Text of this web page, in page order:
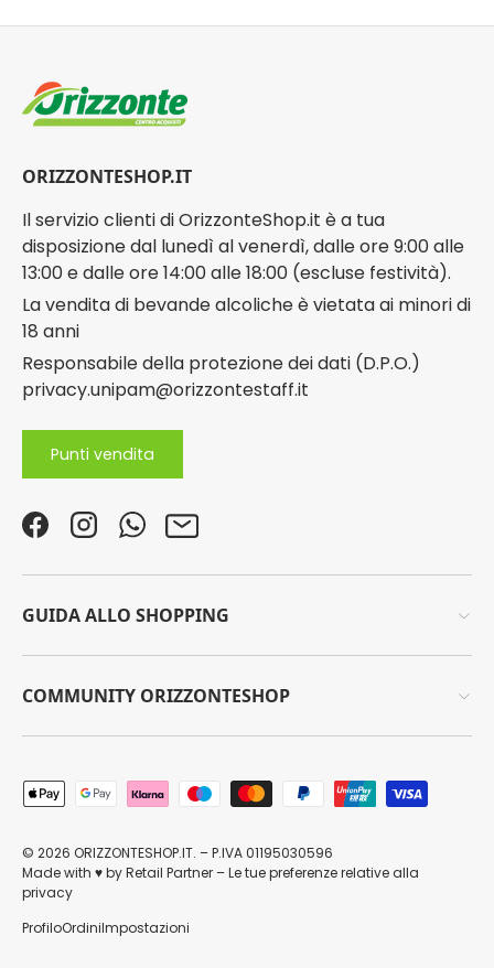
ORIZZONTESHOP.IT
Il servizio clienti di OrizzonteShop.it è a tua
disposizione dal lunedì al venerdì, dalle ore 9:00 alle
13:00 e dalle ore 14:00 alle 18:00 (escluse festività).
La vendita di bevande alcoliche è vietata ai minori di
18 anni
Responsabile della protezione dei dati (D.P.O.)
privacy.unipam@orizzontestaff.it
Punti vendita
FacebookInstagramWhatsApp
Email
GUIDA ALLO SHOPPING
COMMUNITY ORIZZONTESHOP
Metodi di pagamento accettati
© 2026 ORIZZONTESHOP.IT. – P.IVA 01195030596
Made with ♥ byRetail Partner –Le tue preferenze relative alla
privacy
ProfiloOrdiniImpostazioni